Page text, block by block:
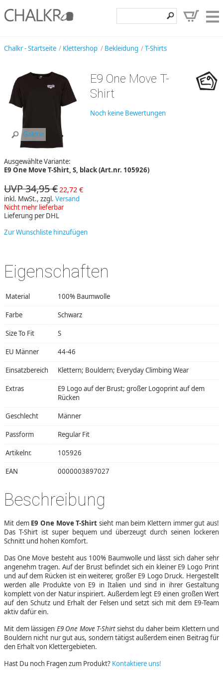
Entdecken
Chalkr - Startseite Klettershop Bekleidung T-Shirts
Galerie
E9 One Move T-
Shirt
Noch keine Bewertungen
Ausgewählte Variante:
E9 One Move T-Shirt, S, black (Art.nr. 105926)
UVP 34,95 € 22,72 €
inkl. MwSt., zzgl. Versand
Nicht mehr lieferbar
Lieferung per DHL
Zur Wunschliste hinzufügen
Eigenschaften
Material 100% Baumwolle
Farbe Schwarz
Size To Fit S
EU Männer 44-46
Einsatzbereich Klettern; Bouldern; Everyday Climbing Wear
Extras
E9 Logo auf der Brust; großer Logoprint auf dem
Rücken
Geschlecht Männer
Passform Regular Fit
Artikelnr. 105926
EAN 0000003897027
Beschreibung
Mit dem E9 One Move T-Shirt sieht man beim Klettern immer gut aus!
Das T-Shirt ist super bequem und überzeugt durch seinen lockeren
Schnitt und hohen Komfort.
Das One Move besteht aus 100% Baumwolle und lässt sich daher sehr
angenehm tragen. Auf der Brust befindet sich ein kleiner E9 Logo Print
und auf dem Rücken ist ein weiterer, großer E9 Logo Druck. Hergestellt
werden alle Produkte von E9 in Italien und sind in ihrer Gestaltung
komplett von der Natur inspiriert. Außerdem legt E9 einen großen Wert
auf den Schutz und Erhalt der Felsen und setzt sich mit dem E9-Team
aktiv dafür ein.
Mit dem lässigen E9 One Move T-Shirtsiehst du daher beim Klettern und
Bouldern nicht nur gut aus, sondern tätigst außerdem einen Beitrag für
den Erhalt von Klettergebieten.
Hast Du noch Fragen zum Produkt? Kontaktiere uns!